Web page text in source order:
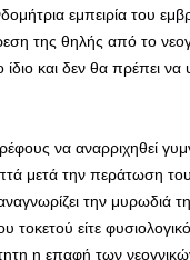
εμπειρία του
της θηλής από το
και δεν θα πρέπει να
να αναρριχηθεί
μετά την περάτωση
την μυρωδιά
είτε
η επαφή των